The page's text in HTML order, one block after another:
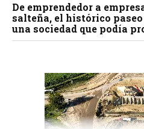
De emprendedor a
salteña, el histórico
una sociedad que podía